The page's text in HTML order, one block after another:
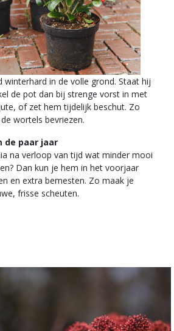
winterhard in de volle grond. Staat hij
de pot dan bij strenge vorst in met
of zet hem tijdelijk beschut. Zo
wortels bevriezen.
de paar jaar
na verloop van tijd wat minder mooi
Dan kun je hem in het voorjaar
en extra bemesten. Zo maak je
frisse scheuten.